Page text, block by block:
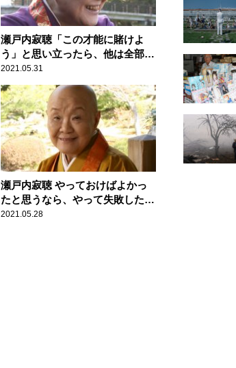
瀬戸内寂聴「この才能に賭けよ
う」と思い立ったら、他は全部捨
てましょう
2021.05.31
瀬戸内寂聴 やっておけばよかっ
たと思うなら、やって失敗したほ
うがいいです
2021.05.28